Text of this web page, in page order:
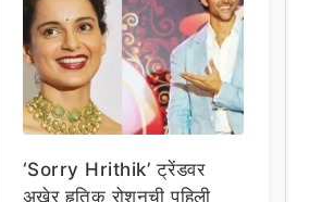
‘Sorry Hrithik’ ट्रेंडवर
अखेर हृतिक रोशनची पहिली